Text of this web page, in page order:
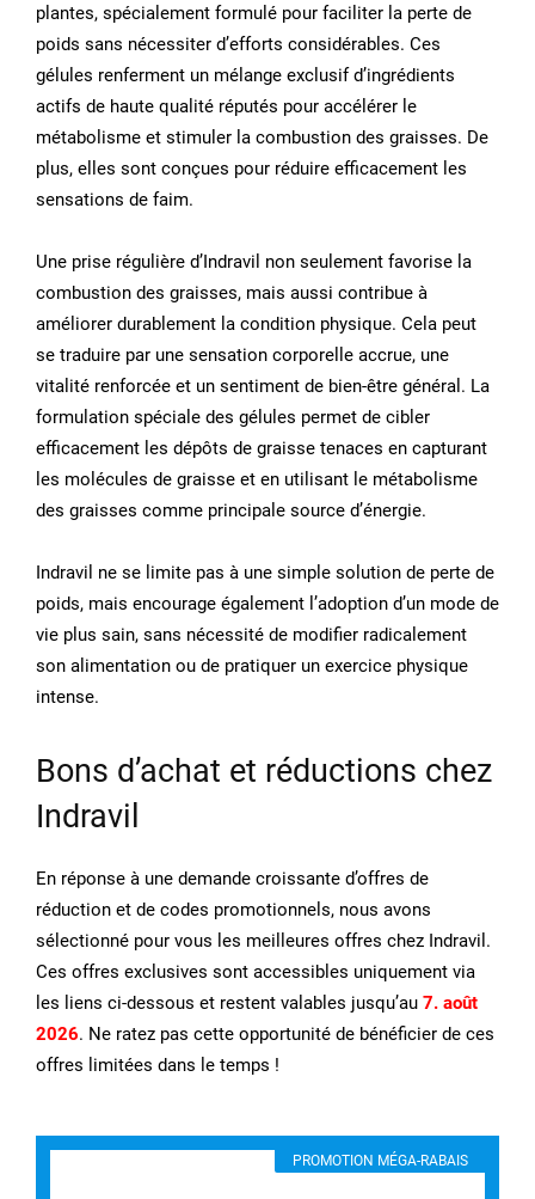
plantes, spécialement formulé pour faciliter la perte de
poids sans nécessiter d’efforts considérables. Ces
gélules renferment un mélange exclusif d’ingrédients
actifs de haute qualité réputés pour accélérer le
métabolisme et stimuler la combustion des graisses. De
plus, elles sont conçues pour réduire efficacement les
sensations de faim.
Une prise régulière d’Indravil non seulement favorise la
combustion des graisses, mais aussi contribue à
améliorer durablement la condition physique. Cela peut
se traduire par une sensation corporelle accrue, une
vitalité renforcée et un sentiment de bien-être général. La
formulation spéciale des gélules permet de cibler
efficacement les dépôts de graisse tenaces en capturant
les molécules de graisse et en utilisant le métabolisme
des graisses comme principale source d’énergie.
Indravil ne se limite pas à une simple solution de perte de
poids, mais encourage également l’adoption d’un mode de
vie plus sain, sans nécessité de modifier radicalement
son alimentation ou de pratiquer un exercice physique
intense.
Bons d’achat et réductions chez
Indravil
En réponse à une demande croissante d’offres de
réduction et de codes promotionnels, nous avons
sélectionné pour vous les meilleures offres chez Indravil.
Ces offres exclusives sont accessibles uniquement via
les liens ci-dessous et restent valables jusqu’au 7. août
2026. Ne ratez pas cette opportunité de bénéficier de ces
offres limitées dans le temps !
PROMOTION MÉGA-RABAIS